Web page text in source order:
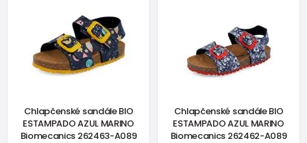
Chlapčenské sandále BIO
ESTAMPADO AZUL MARINO
Biomecanics 262463-A089
Chlapčenské sandále BIO
ESTAMPADO AZUL MARINO
Biomecanics 262462-A089